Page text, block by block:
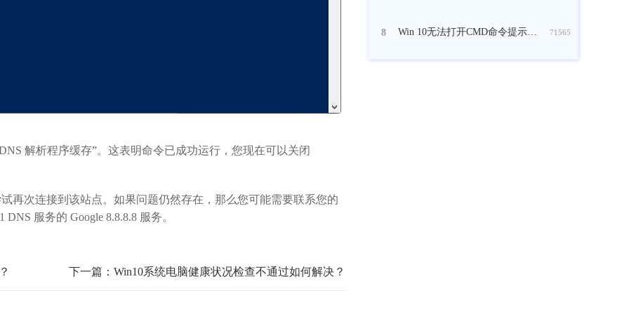
解析程序缓存”。这表明命令已成功运行，您现在可以关闭
次连接到该站点。如果问题仍然存在，那么您可能需要联系您的
服务的 Google 8.8.8.8 服务。
下一篇：Win10系统电脑健康状况检查不通过如何解决？
8 Win 10无法打开CMD命令提示符窗口怎么办？ 71565